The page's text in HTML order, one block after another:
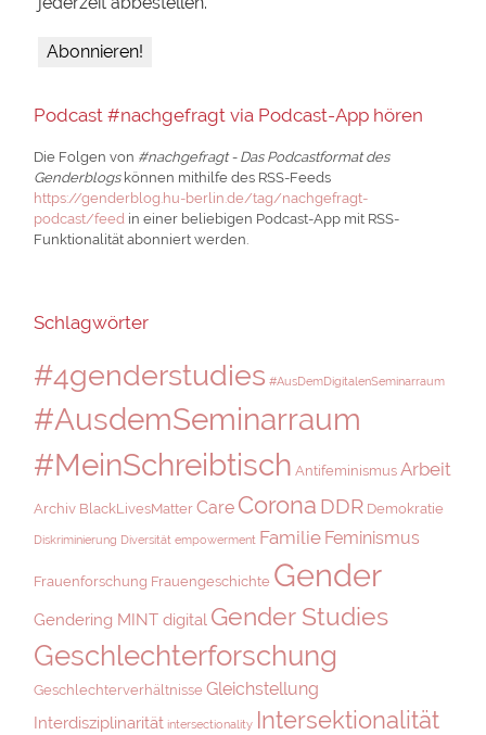
Podcast #nachgefragt via Podcast-App hören
Die Folgen von #nachgefragt - Das Podcastformat des
Genderblogskönnen mithilfe des RSS-Feeds
https://genderblog.hu-berlin.de/tag/nachgefragt-
podcast/feed in einer beliebigen Podcast-App mit RSS-
Funktionalität abonniert werden.
Schlagwörter
#4genderstudies #AusDemDigitalenSeminarraum
#AusdemSeminarraum
#MeinSchreibtisch Antifeminismus Arbeit
Archiv BlackLivesMatter Care Corona DDR Demokratie
Diskriminierung Diversität empowerment Familie Feminismus
Frauenforschung Frauengeschichte Gender
Gendering MINT digital Gender Studies
Geschlechterforschung
Geschlechterverhältnisse Gleichstellung
Interdisziplinarität intersectionality Intersektionalität